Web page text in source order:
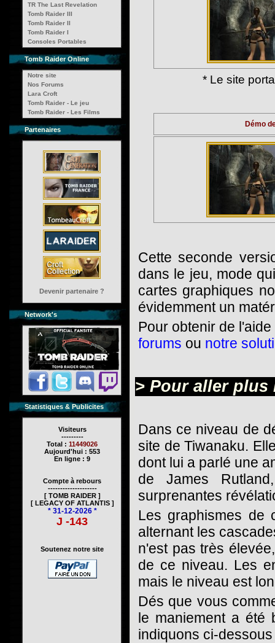
TR The Last Revelation
Tomb Raider III
Tomb Raider II
Tomb Raider I
Consoles Portables
Tomb Raider Online
Notre site
Nos Forums
Lara Croft
Tomb Raider - Le jeu
Tomb Raider - Les Films
Partenaires
Devenir partenaire ?
Network's
Statistiques & Publicites
Visiteurs
---------
Total : 11449026
Aujourd'hui : 553
En ligne : 9
Compte à rebours
--------------------
[ TOMB RAIDER ]
[ LEGACY OF ATLANTIS ]
* 31-12-2026 *
J -143
Soutenez notre site
* Le site
Démo
Cette seconde
dans le jeu, mode
cartes graphiques
évidemment un
Pour obtenir de
forums ou notre
> Pour aller plus
Dans ce niveau de
site de Tiwanaku.
dont lui a parlé une
de James
surprenantes
Les graphismes de
alternant les
n'est pas très
de ce niveau. Les
mais le niveau est
Dés que vous
le maniement a été
indiquons ci-